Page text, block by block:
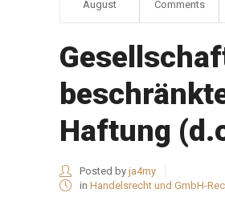
August Comments
Haftung
Posted by ja4my
in Handelsrecht und GmbH-